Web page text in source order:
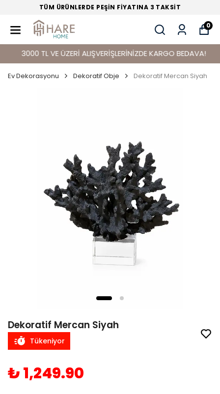
TÜM ÜRÜNLERDE PEŞİN FİYATINA 3 TAKSİT
0
3000 TL VE ÜZERİ ALIŞVERİŞLERİNİZDE KARGO BEDAVA!
Ev Dekorasyonu Dekoratif Obje Dekoratif Mercan Siyah
Dekoratif Mercan Siyah
Tükeniyor
₺ 1,249.90